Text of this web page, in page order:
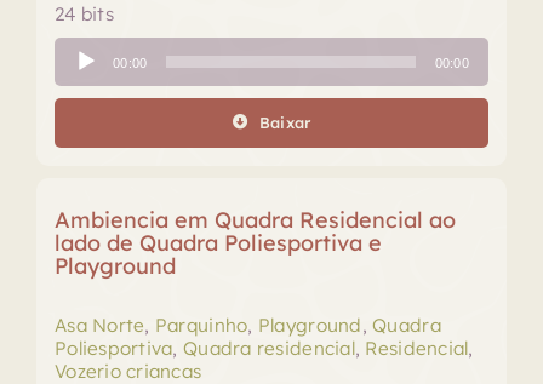
24 bits
Tocador
de
áudio
00:00 00:00
Baixar
Ambiencia em Quadra Residencial ao
lado de Quadra Poliesportiva e
Playground
Asa Norte, Parquinho, Playground,Quadra
Poliesportiva,Quadra residencial, Residencial,
Vozerio criancas